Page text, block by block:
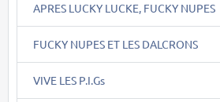
APRES LUCKY LUCKE, FUCKY NUPES
FUCKY NUPES ET LES DALCRONS
VIVE LES P.I.Gs